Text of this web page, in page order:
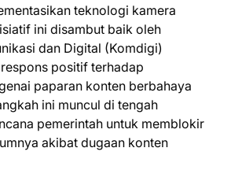
teknologi kamera
ini disambut baik oleh
dan Digital (Komdigi)
positif terhadap
paparan konten berbahaya
ini muncul di tengah
pemerintah untuk memblokir
akibat dugaan konten